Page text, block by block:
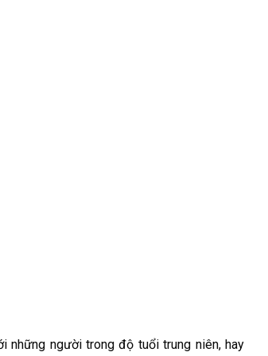
những người trong độ tuổi trung niên, hay